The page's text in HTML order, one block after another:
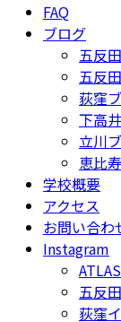
FAQ
ブログ
五反
五反
荻窪
下高
立川
恵比
学校概要
アクセス
お問い合わ
Instagram
五反
荻窪